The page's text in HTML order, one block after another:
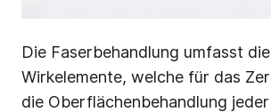
Die Faserbehandlung umfasst die
Wirkelemente, welche für das
die Oberflächenbehandlung